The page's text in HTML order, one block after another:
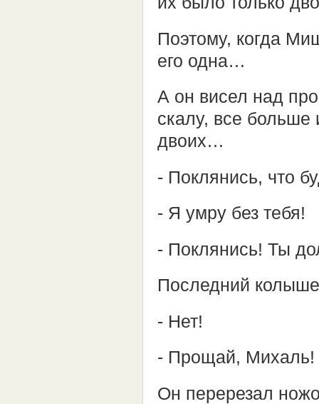
Поэтому, когда
его одна…
А он висел над
скалу, все
двоих…
- Поклянись, что
- Я умру без тебя!
- Поклянись! Ты
Последний
- Нет!
- Прощай,
Он перерезал